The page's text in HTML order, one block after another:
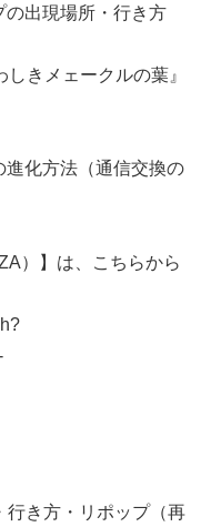
の出現場所・行き方
きメェークルの葉』
化方法（通信交換の
）】は、こちらから
き方・リポップ（再